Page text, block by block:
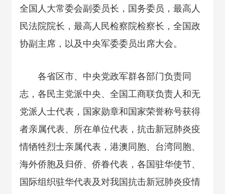
全国人大常委会副委员长，国务委员，最高人
民法院院长，最高人民检察院检察长，全国政
协副主席，以及中央军委委员出席大会。
各省区市、中央党政军群各部门负责同
志，各民主党派中央、全国工商联负责人和无
党派人士代表，国家勋章和国家荣誉称号获得
者亲属代表、所在单位代表，抗击新冠肺炎疫
情牺牲烈士亲属代表，港澳同胞、台湾同胞、
海外侨胞及归侨、侨眷代表，各国驻华使节、
国际组织驻华代表及对我国抗击新冠肺炎疫情